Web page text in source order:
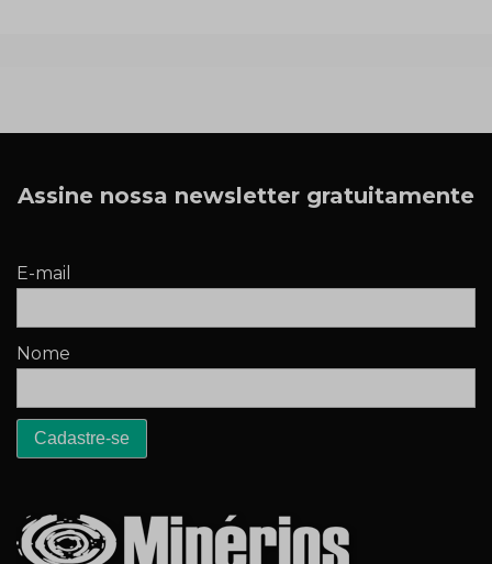
Assine nossa newsletter gratuitamente
E-mail
Nome